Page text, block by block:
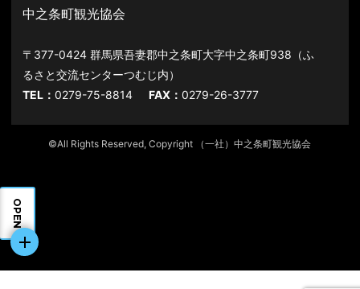
OPEN
中之条町観光協会
〒377-0424 群馬県吾妻郡中之条町大字中之条町938（ふ
るさと交流センターつむじ内）
TEL：0279-75-8814 FAX：0279-26-3777
©All Rights Reserved, Copyright （一社）中之条町観光協会